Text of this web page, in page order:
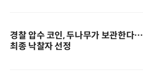
경찰 압수 코인, 두나무가 보관한다…
최종 낙찰자 선정